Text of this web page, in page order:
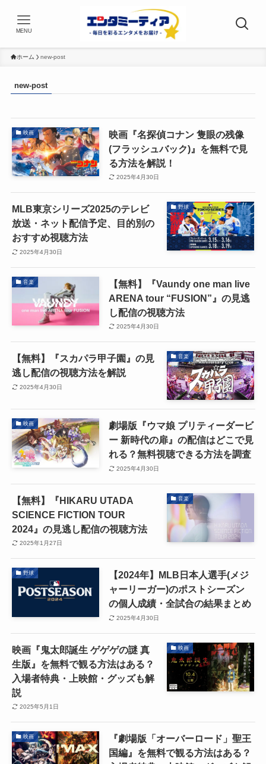
MENU
ホーム new-post
new-post
映画
映画『名探偵コナン 隻眼の残像
(フラッシュバック)』を無料で見
る方法を解説！
2025年4月30日
野球
MLB東京シリーズ2025のテレビ
放送・ネット配信予定、目的別の
おすすめ視聴方法
2025年4月30日
音楽
【無料】『Vaundy one man live
ARENA tour “FUSION”』の見逃
し配信の視聴方法
2025年4月30日
音楽
【無料】『スカパラ甲子園』の見
逃し配信の視聴方法を解説
2025年4月30日
映画
劇場版『ウマ娘 プリティーダービ
ー 新時代の扉』の配信はどこで見
れる？無料視聴できる方法を調査
2025年4月30日
音楽
【無料】『HIKARU UTADA
SCIENCE FICTION TOUR
2024』の見逃し配信の視聴方法
2025年1月27日
野球
【2024年】MLB日本人選手(メジ
ャーリーガー)のポストシーズン
の個人成績・全試合の結果まとめ
2025年4月30日
映画
映画『鬼太郎誕生 ゲゲゲの謎 真
生版』を無料で観る方法はある？
入場者特典・上映館・グッズも解
説
2025年5月1日
映画
『劇場版「オーバーロード」聖王
国編』を無料で観る方法はある？